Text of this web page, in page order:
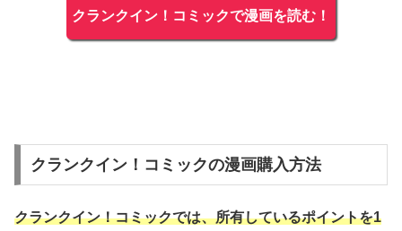
クランクイン！コミックで漫画を読む！
クランクイン！コミックの漫画購入方法
クランクイン！コミックでは、所有しているポイントを1